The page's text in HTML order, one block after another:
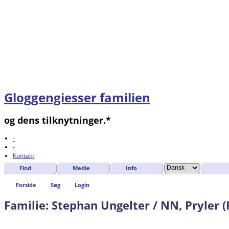
Gloggengiesser familien
og dens tilknytninger.*
-
-
Kontakt
Find Medie Info
Forside Søg Login
Familie: Stephan Ungelter / NN, Pryler